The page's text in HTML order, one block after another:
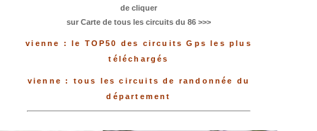
de cliquer
sur Carte de tous les circuits du 86 >>>
vienne : le TOP50 des circuits Gps les plus
téléchargés
vienne : tous les circuits de randonnée du
département